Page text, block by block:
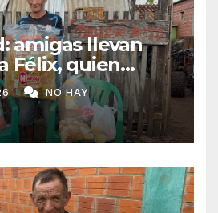
amigas llevan
Félix, quien
caramelos para
NO HAY